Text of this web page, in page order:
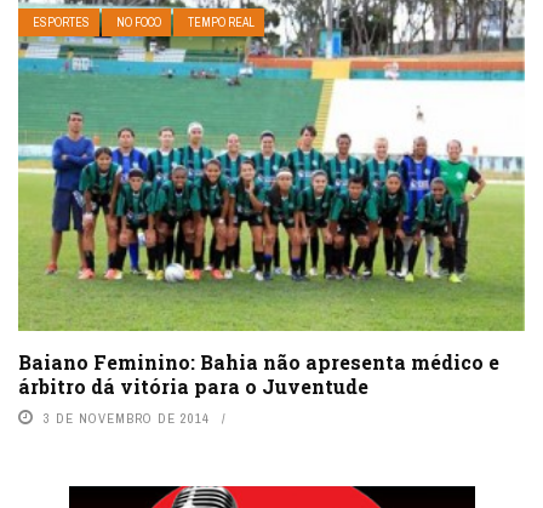
ESPORTES NO FOCO TEMPO REAL
Baiano Feminino: Bahia não apresenta médico e
árbitro dá vitória para o Juventude
3 DE NOVEMBRO DE 2014